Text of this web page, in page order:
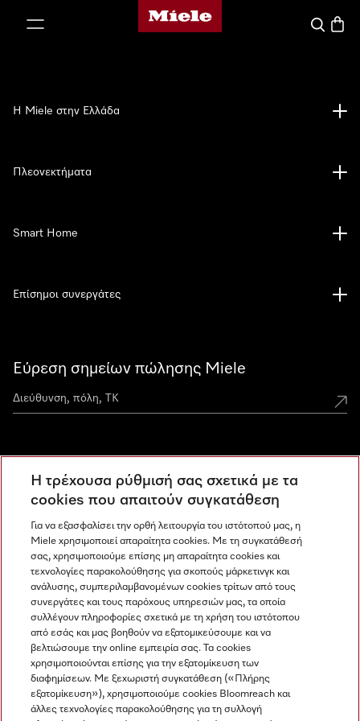
Αρχική σελίδα της Miele
Εύρεση σημείων πώλησης Miele
Ανακαλύψτε τα Miele Experience Center
Newsletter
Η Miele στην Ελλάδα
Πλεονεκτήματα
Smart Home
Επίσημοι συνεργάτες
Miele στο Instagram
Miele στο Facebook
Miele στο Youtube
Η τρέχουσα ρύθμισή σας σχετικά με τα
cookies που απαιτούν συγκατάθεση
Για να εξασφαλίσει την ορθή λειτουργία του ιστότοπού μας, η
Miele χρησιμοποιεί απαραίτητα cookies. Με τη συγκατάθεσή
σας, χρησιμοποιούμε επίσης μη απαραίτητα cookies και
τεχνολογίες παρακολούθησης για σκοπούς μάρκετινγκ και
ανάλυσης, συμπεριλαμβανομένων cookies τρίτων από τους
συνεργάτες και τους παρόχους υπηρεσιών μας, τα οποία
συλλέγουν πληροφορίες σχετικά με τη χρήση του ιστότοπου
από εσάς και μας βοηθούν να εξατομικεύσουμε και να
βελτιώσουμε την online εμπειρία σας. Τα cookies
χρησιμοποιούνται επίσης για την εξατομίκευση των
διαφημίσεων. Με ξεχωριστή συγκατάθεση («Πλήρης
εξατομίκευση»), χρησιμοποιούμε cookies Bloomreach και
άλλες τεχνολογίες παρακολούθησης για τη συλλογή